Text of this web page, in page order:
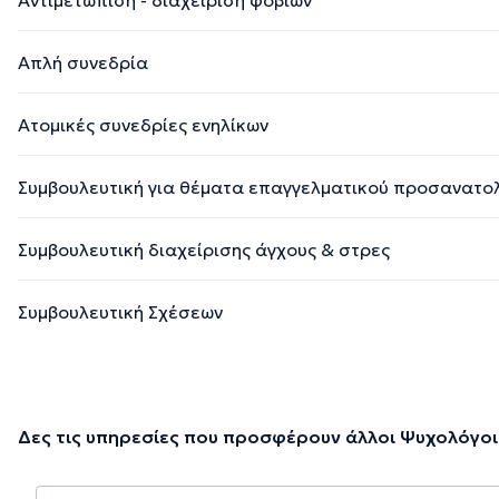
Απλή συνεδρία
Ατομικές συνεδρίες ενηλίκων
Συμβουλευτική για θέματα επαγγελματικού
Συμβουλευτική διαχείρισης άγχους & στρες
Συμβουλευτική Σχέσεων
Δες τις υπηρεσίες που προσφέρουν άλλοι Ψυχολόγοι